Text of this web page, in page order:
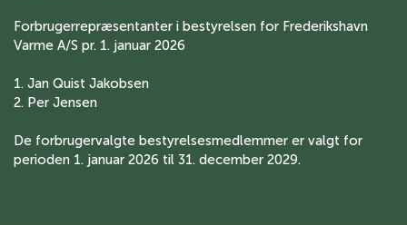
Forbrugerrepræsentanter i bestyrelsen for Frederikshavn
Varme A/S pr. 1. januar 2026
1. Jan Quist Jakobsen
2. Per Jensen
De forbrugervalgte bestyrelsesmedlemmer er valgt for
perioden 1. januar 2026 til 31. december 2029.